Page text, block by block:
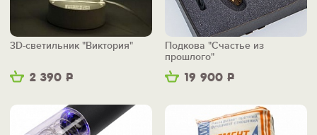
2 390 Р
3D-светильник "Виктория"
19 900 Р
Подкова "Счастье из
прошлого"